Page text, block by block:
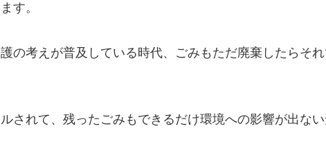
す。
の考えが普及している時代、ごみもただ廃棄したらそれ
されて、残ったごみもできるだけ環境への影響が出な